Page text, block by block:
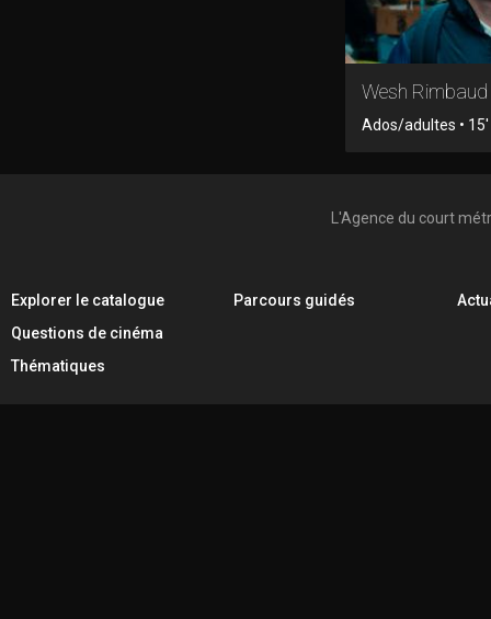
Wesh Rimbaud
Ados/adultes • 15'
L'Agence du court
Explorer le catalogue
Questions de cinéma
Thématiques
Parcours guidés